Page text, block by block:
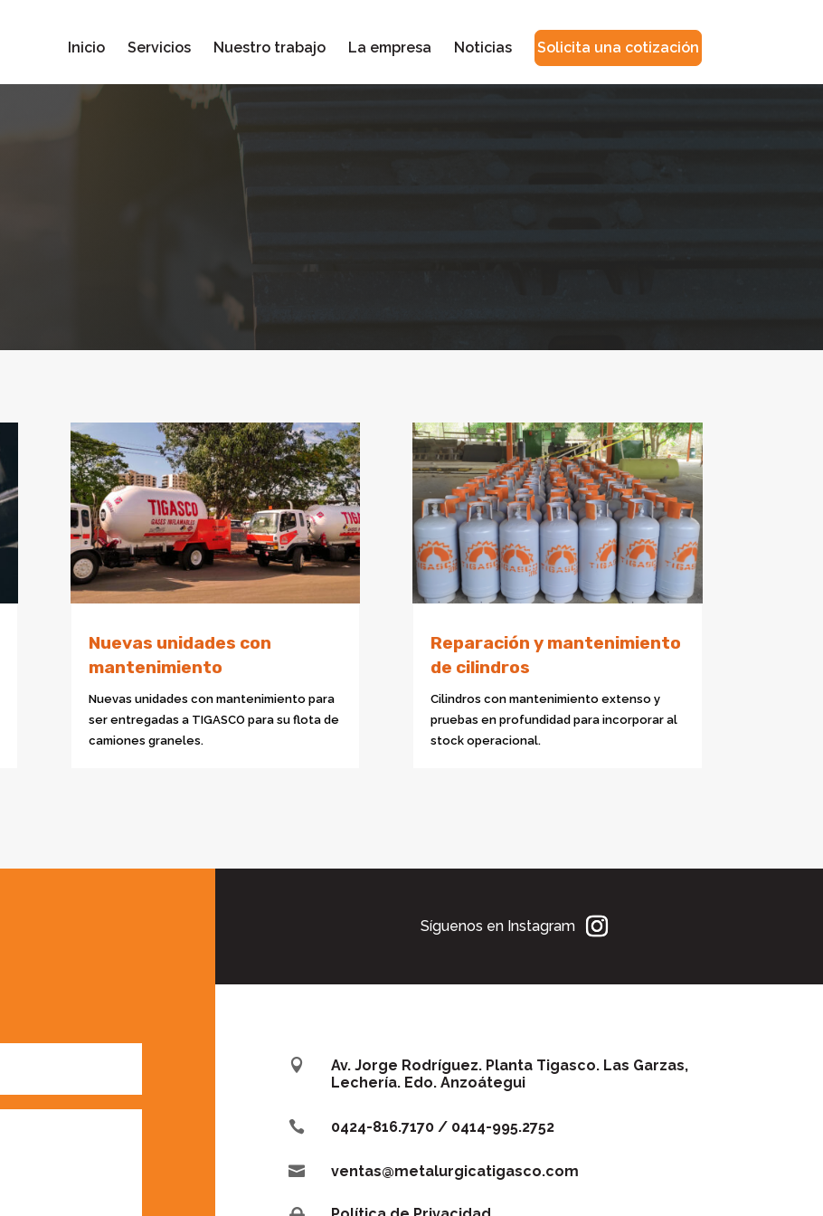
Inicio Servicios Nuestro trabajo La empresa Noticias Solicita una cotización
Nuevas unidades con
mantenimiento
Nuevas unidades con mantenimiento para
ser entregadas a TIGASCO para su flota de
camiones graneles.
Reparación y mantenimiento
de cilindros
Cilindros con mantenimiento extenso y
pruebas en profundidad para incorporar al
stock operacional.
Síguenos en Instagram

Av. Jorge Rodríguez. Planta Tigasco. Las Garzas,
Lechería. Edo. Anzoátegui
 0424-816.7170 / 0414-995.2752
 ventas@metalurgicatigasco.com